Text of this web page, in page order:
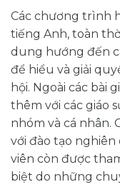
Các chương trình
tiếng Anh, toàn
dung hướng đến
để hiểu và giải
hội. Ngoài các bài
thêm với các giáo
nhóm và cá nhân.
với đào tạo
viên còn được
biệt do những